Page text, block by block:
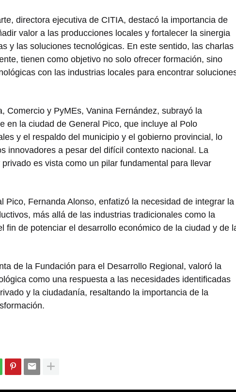
directora ejecutiva de CITIA, destacó la importancia de
valor a las producciones locales y fortalecer la sinergia
y las soluciones tecnológicas. En este sentido, las charlas
tienen como objetivo no solo ofrecer formación, sino
con las industrias locales para encontrar
Comercio y PyMEs, Vanina Fernández, subrayó la
en la ciudad de General Pico, que incluye al Polo
y el respaldo del municipio y el gobierno provincial, lo
innovadores a pesar del difícil contexto nacional. La
es vista como un pilar fundamental para llevar
Pico, Fernanda Alonso, enfatizó la necesidad de integrar la
más allá de las industrias tradicionales como la
fin de potenciar el desarrollo económico de la ciudad y de
de la Fundación para el Desarrollo Regional, valoró la
como una respuesta a las necesidades identificadas
y la ciudadanía, resaltando la importancia de la